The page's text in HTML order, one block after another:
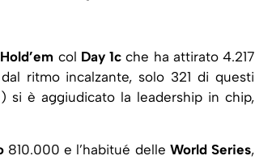
col Day 1c che ha attirato 4.217
ritmo incalzante, solo 321 di questi
si è aggiudicato la leadership in chip,
810.000 e l’habitué delle World Series,